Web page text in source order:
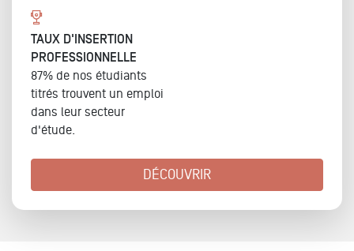
TAUX D'INSERTION
PROFESSIONNELLE
87% de nos étudiants
titrés trouvent un emploi
dans leur secteur
d'étude.
DÉCOUVRIR